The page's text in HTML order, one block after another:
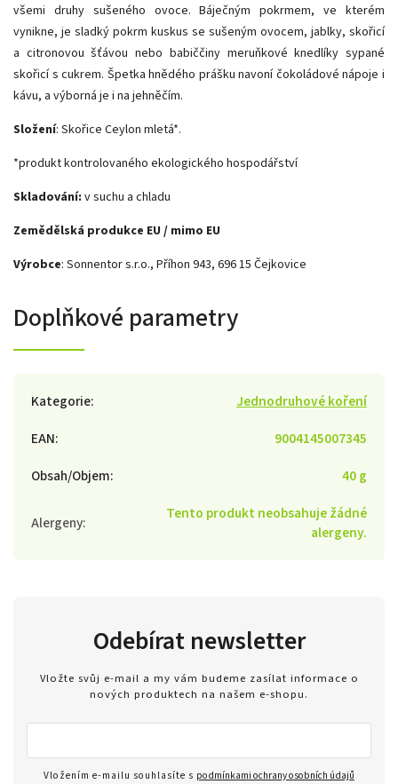
všemi druhy sušeného ovoce. Báječným pokrmem, ve kterém
vynikne, je sladký pokrm kuskus se sušeným ovocem, jablky, skořicí
a citronovou šťávou nebo babiččiny meruňkové knedlíky sypané
skořicí s cukrem. Špetka hnědého prášku navoní čokoládové nápoje i
kávu, a výborná je i na jehněčím.
Složení: Skořice Ceylon mletá*.
*produkt kontrolovaného ekologického hospodářství
Skladování: v suchu a chladu
Zemědělská produkce EU / mimo EU
Výrobce: Sonnentor s.r.o., Příhon 943, 696 15 Čejkovice
Doplňkové parametry
Kategorie:
Jednodruhové koření
EAN:
9004145007345
Obsah/Objem: 40 g
Alergeny:
Tento produkt neobsahuje žádné
alergeny.
Odebírat newsletter
Vložte svůj e-mail a my vám budeme zasílat informace o
nových produktech na našem e-shopu.
Vložením e-mailu souhlasíte s podmínkami ochrany osobních údajů